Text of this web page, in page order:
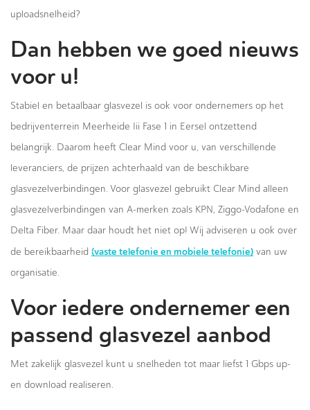
uploadsnelheid?
Dan hebben we goed nieuws
voor u!
Stabiel en betaalbaar glasvezel is ook voor ondernemers op het
bedrijventerrein Meerheide Iii Fase 1 in Eersel ontzettend
belangrijk. Daarom heeft Clear Mind voor u, van verschillende
leveranciers, de prijzen achterhaald van de beschikbare
glasvezelverbindingen. Voor glasvezel gebruikt Clear Mind alleen
glasvezelverbindingen van A-merken zoals KPN, Ziggo-Vodafone en
Delta Fiber. Maar daar houdt het niet op! Wij adviseren u ook over
de bereikbaarheid (vaste telefonie en mobiele telefonie) van uw
organisatie.
Voor iedere ondernemer een
passend glasvezel aanbod
Met zakelijk glasvezel kunt u snelheden tot maar liefst 1 Gbps up-
en download realiseren.